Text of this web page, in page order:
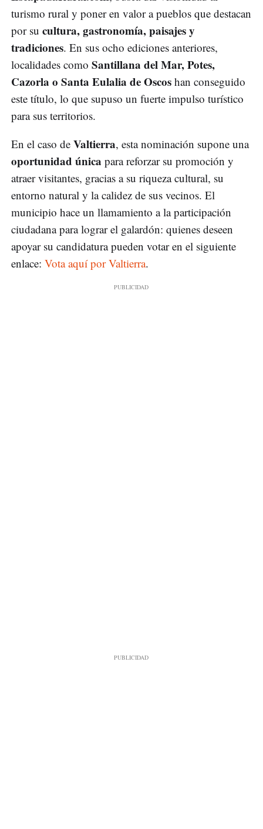
turismo rural y poner en valor a pueblos que destacan
por su cultura, gastronomía, paisajes y
tradiciones. En sus ocho ediciones anteriores,
localidades como Santillana del Mar, Potes,
Cazorla o Santa Eulalia de Oscos han conseguido
este título, lo que supuso un fuerte impulso turístico
para sus territorios.
En el caso de Valtierra, esta nominación supone una
oportunidad única para reforzar su promoción y
atraer visitantes, gracias a su riqueza cultural, su
entorno natural y la calidez de sus vecinos. El
municipio hace un llamamiento a la participación
ciudadana para lograr el galardón: quienes deseen
apoyar su candidatura pueden votar en el siguiente
enlace: Vota aquí por Valtierra.